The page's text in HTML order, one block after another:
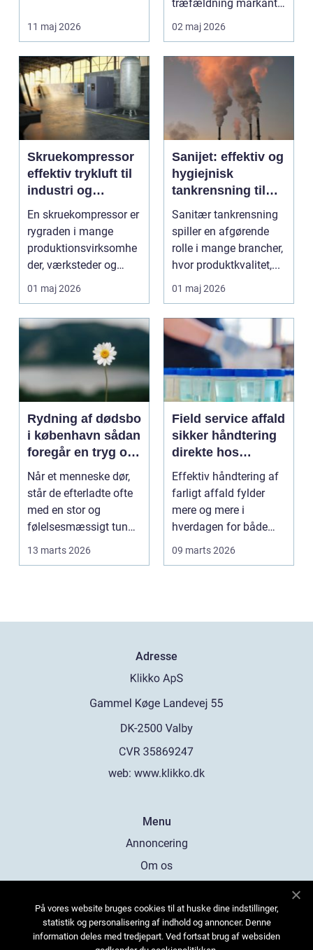
11 maj 2026
træfældning markant
lettere. I stedet for at
bruge we...
02 maj 2026
Skruekompressor
effektiv trykluft til
industri og
værksted
En skruekompressor er
rygraden i mange
produktionsvirksomhe
der, værksteder og
autohuse. Den leverer
01 maj 2026
Sanijet: effektiv og
hygiejnisk
tankrensning til
krævende
industrier
Sanitær tankrensning
spiller en afgørende
rolle i mange brancher,
hvor produktkvalitet,...
01 maj 2026
Rydning af dødsbo
i københavn sådan
foregår en tryg og
effektiv proces
Når et menneske dør,
står de efterladte ofte
med en stor og
følelsesmæssigt tung
opgave: at få rydde...
13 marts 2026
Field service affald
sikker håndtering
direkte hos
virksomheden
Effektiv håndtering af
farligt affald fylder
mere og mere i
hverdagen for både
produktionsvirksomhe
09 marts 2026
Adresse
web: www.klikko.dk
Menu
Annoncering
Om os
Kontakt os
Sitemap
På vores website bruges cookies til at huske dine indstillinger,
statistik og personalisering af indhold og annoncer. Denne
information deles med tredjepart. Ved fortsat brug af websiden